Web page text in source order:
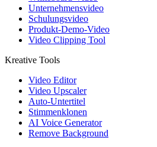
Unternehmensvideo
Schulungsvideo
Produkt-Demo-Video
Video Clipping Tool
Kreative Tools
Video Editor
Video Upscaler
Auto-Untertitel
Stimmenklonen
AI Voice Generator
Remove Background